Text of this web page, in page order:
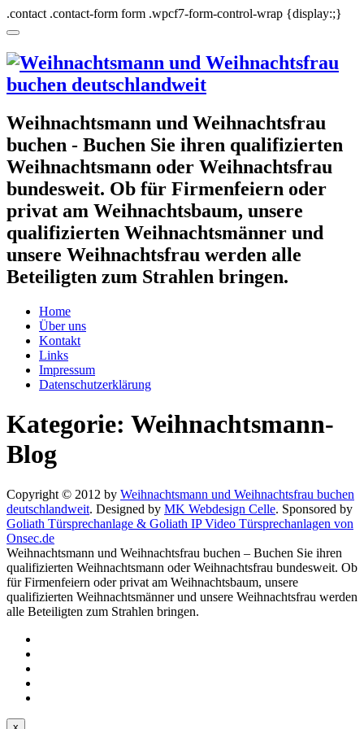
.contact .contact-form form .wpcf7-form-control-wrap {display:;}
Weihnachtsmann und Weihnachtsfrau
buchen - Buchen Sie ihren qualifizierten
Weihnachtsmann oder Weihnachtsfrau
bundesweit. Ob für Firmenfeiern oder
privat am Weihnachtsbaum, unsere
qualifizierten Weihnachtsmänner und
unsere Weihnachtsfrau werden alle
Beteiligten zum Strahlen bringen.
Home
Über uns
Kontakt
Links
Impressum
Datenschutzerklärung
Kategorie: Weihnachtsmann-
Blog
Copyright © 2012 by Weihnachtsmann und Weihnachtsfrau buchen
deutschlandweit. Designed by MK Webdesign Celle. Sponsored by
Goliath Türsprechanlage & Goliath IP Video Türsprechanlagen von
Onsec.de
Weihnachtsmann und Weihnachtsfrau buchen – Buchen Sie ihren
qualifizierten Weihnachtsmann oder Weihnachtsfrau bundesweit. Ob
für Firmenfeiern oder privat am Weihnachtsbaum, unsere
qualifizierten Weihnachtsmänner und unsere Weihnachtsfrau werden
alle Beteiligten zum Strahlen bringen.